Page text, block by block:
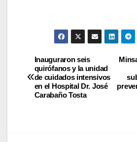
Inauguraron seis
quirófanos y la unidad
de cuidados intensivos
en el Hospital Dr. José
Carabaño Tosta